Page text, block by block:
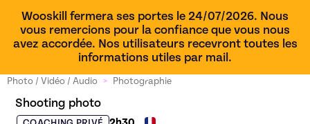
Wooskill fermera ses portes le 24/07/2026. Nous
vous remercions pour la confiance que vous nous
avez accordée. Nos utilisateurs recevront toutes les
informations utiles par mail.
Photo / Vidéo / Audio > Photographie
Shooting photo